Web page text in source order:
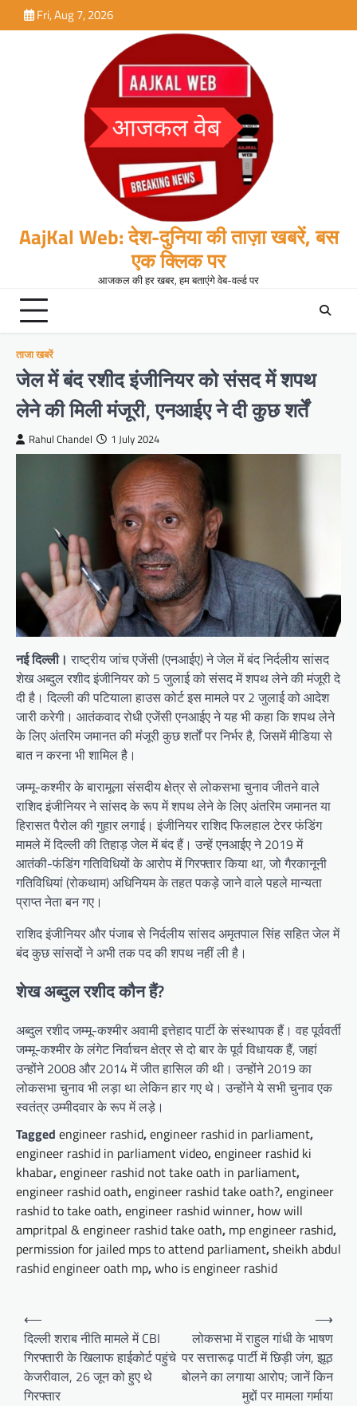
to
Fri, Aug 7, 2026
AajKal Web: देश-दुनिया की ताज़ा खबरें, बस
एक क्लिक पर
आजकल की हर खबर, हम बताएंगे वेब-वर्ल्ड पर
ताजा खबरें
जेल में बंद रशीद इंजीनियर को संसद में शपथ
लेने की मिली मंजूरी, एनआईए ने दी कुछ शर्तें
Rahul Chandel 1 July 2024
नई दिल्ली। राष्ट्रीय जांच एजेंसी (एनआईए) ने जेल में बंद निर्दलीय सांसद
शेख अब्दुल रशीद इंजीनियर को 5 जुलाई को संसद में शपथ लेने की मंजूरी दे
दी है। दिल्ली की पटियाला हाउस कोर्ट इस मामले पर 2 जुलाई को आदेश
जारी करेगी। आतंकवाद रोधी एजेंसी एनआईए ने यह भी कहा कि शपथ लेने
के लिए अंतरिम जमानत की मंजूरी कुछ शर्तों पर निर्भर है, जिसमें मीडिया से
बात न करना भी शामिल है।
जम्मू-कश्मीर के बारामूला संसदीय क्षेत्र से लोकसभा चुनाव जीतने वाले
राशिद इंजीनियर ने सांसद के रूप में शपथ लेने के लिए अंतरिम जमानत या
हिरासत पैरोल की गुहार लगाई। इंजीनियर राशिद फिलहाल टेरर फंडिंग
मामले में दिल्ली की तिहाड़ जेल में बंद हैं। उन्हें एनआईए ने 2019 में
आतंकी-फंडिंग गतिविधियों के आरोप में गिरफ्तार किया था, जो गैरकानूनी
गतिविधियां (रोकथाम) अधिनियम के तहत पकड़े जाने वाले पहले मान्यता
प्राप्त नेता बन गए।
राशिद इंजीनियर और पंजाब से निर्दलीय सांसद अमृतपाल सिंह सहित जेल में
बंद कुछ सांसदों ने अभी तक पद की शपथ नहीं ली है।
शेख अब्दुल रशीद कौन हैं?
अब्दुल रशीद जम्मू-कश्मीर अवामी इत्तेहाद पार्टी के संस्थापक हैं। वह पूर्ववर्ती
जम्मू-कश्मीर के लंगेट निर्वाचन क्षेत्र से दो बार के पूर्व विधायक हैं, जहां
उन्होंने 2008 और 2014 में जीत हासिल की थी। उन्होंने 2019 का
लोकसभा चुनाव भी लड़ा था लेकिन हार गए थे। उन्होंने ये सभी चुनाव एक
स्वतंत्र उम्मीदवार के रूप में लड़े।
Tagged engineer rashid,engineer rashid in parliament,
engineer rashid in parliament video,engineer rashid ki
khabar,engineer rashid not take oath in parliament,
engineer rashid oath,engineer rashid take oath?,engineer
rashid to take oath,engineer rashid winner, how will
ampritpal & engineer rashid take oath, mp engineer rashid,
permission for jailed mps to attend parliament,sheikh abdul
rashid engineer oath mp,who is engineer rashid
Post
navigation
⟵
दिल्ली शराब नीति मामले में CBI
गिरफ्तारी के खिलाफ हाईकोर्ट पहुंचे
केजरीवाल, 26 जून को हुए थे
गिरफ्तार
लोकसभा में राहुल गांधी के भाषण
पर सत्तारूढ़ पार्टी में छिड़ी जंग, झूठ
बोलने का लगाया आरोप; जानें किन
मुद्दों पर मामला गर्माया
⟶